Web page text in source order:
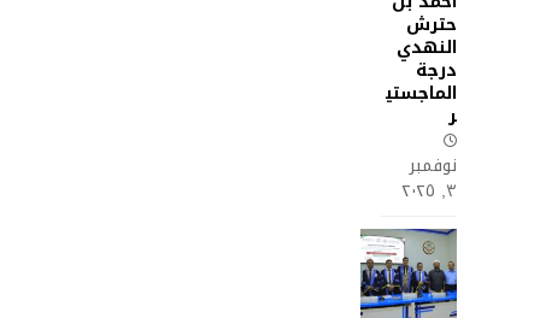
حترش
النهدي
درجة
الماجستي
ر
نوفمبر
٣, ٢٠٢٥